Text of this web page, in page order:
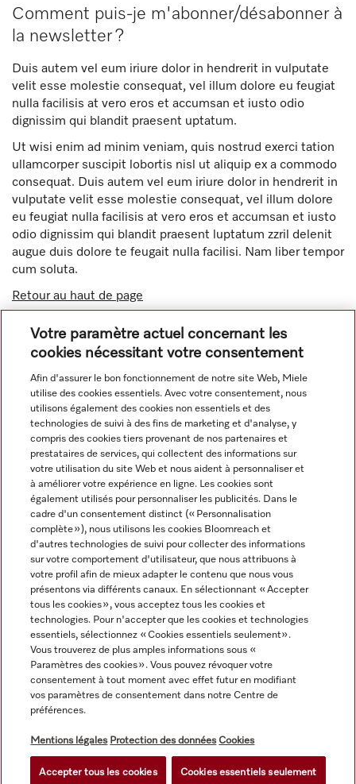
Comment puis-je m'abonner/désabonner à
la newsletter ?
Duis autem vel eum iriure dolor in hendrerit in vulputate
velit esse molestie consequat, vel illum dolore eu feugiat
nulla facilisis at vero eros et accumsan et iusto odio
dignissim qui blandit praesent uptatum.
Ut wisi enim ad minim veniam, quis nostrud exerci tation
ullamcorper suscipit lobortis nisl ut aliquip ex a commodo
consequat. Duis autem vel eum iriure dolor in hendrerit in
vulputate velit esse molestie consequat, vel illum dolore
eu feugiat nulla facilisis at vero eros et accumsan et iusto
odio dignissim qui blandit praesent luptatum zzril delenit
augue duis dolore te feugait nulla facilisi. Nam liber tempor
cum soluta.
Retour au haut de page
Avez vous encore des questions ?Contacter le Service aux
Navigation
Service
toujours sans matériel de décoration.
Votre paramètre actuel concernant les
cookies nécessitant votre consentement
Afin d'assurer le bon fonctionnement de notre site Web, Miele
utilise des cookies essentiels. Avec votre consentement, nous
utilisons également des cookies non essentiels et des
technologies de suivi à des fins de marketing et d'analyse, y
compris des cookies tiers provenant de nos partenaires et
prestataires de services, qui collectent des informations sur
votre utilisation du site Web et nous aident à personnaliser et
à améliorer votre expérience en ligne. Les cookies sont
également utilisés pour personnaliser les publicités. Dans le
cadre d'un consentement distinct (« Personnalisation
complète »), nous utilisons les cookies Bloomreach et
d'autres technologies de suivi pour collecter des informations
sur votre comportement d'utilisateur, que nous attribuons à
votre profil afin de mieux adapter le contenu que nous vous
présentons via différents canaux. En sélectionnant « Accepter
tous les cookies », vous acceptez tous les cookies et
technologies. Pour n'accepter que les cookies et technologies
essentiels, sélectionnez « Cookies essentiels seulement».
Vous trouverez de plus amples informations sous «
Paramètres des cookies ». Vous pouvez révoquer votre
consentement à tout moment avec effet futur en modifiant
vos paramètres de consentement dans notre Centre de
préférences.
Mentions légales Protection des données Cookies
Accepter tous les cookies Cookies essentiels seulement